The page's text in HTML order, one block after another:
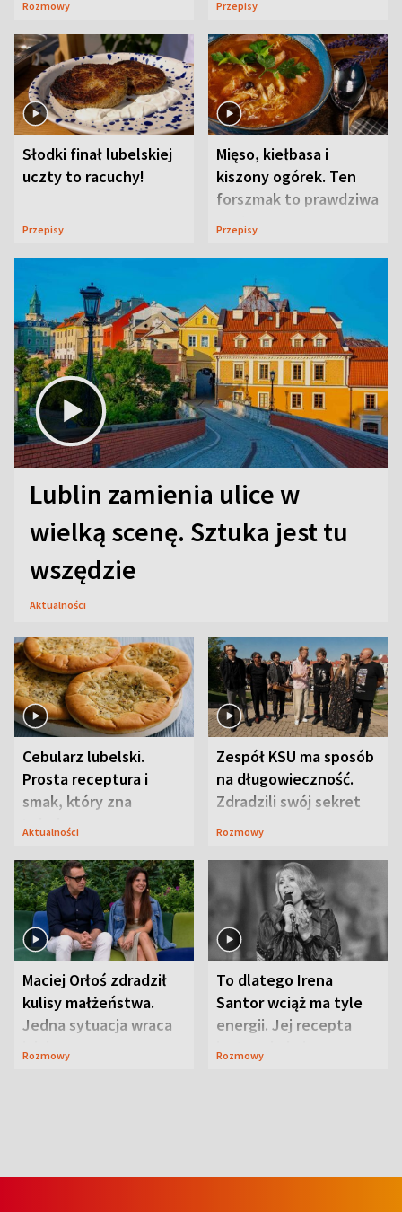
Rozmowy Przepisy
Słodki finał lubelskiej
uczty to racuchy!
Przepisy
Mięso, kiełbasa i
kiszony ogórek. Ten
forszmak to prawdziwa
uczta
Przepisy
Lublin zamienia ulice w
wielką scenę. Sztuka jest tu
wszędzie
Aktualności
Cebularz lubelski.
Prosta receptura i
smak, który zna
Lubelszczyzna
Aktualności
Zespół KSU ma sposób
na długowieczność.
Zdradzili swój sekret
Rozmowy
Maciej Orłoś zdradził
kulisy małżeństwa.
Jedna sytuacja wraca
jak bumerang
Rozmowy
To dlatego Irena
Santor wciąż ma tyle
energii. Jej recepta
jest zaskakująco
Rozmowy